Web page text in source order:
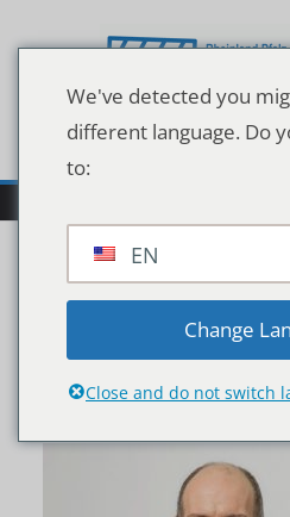
Inhalt
We've detected you
different language. Do
to:
EN
Change
Close and do not switch